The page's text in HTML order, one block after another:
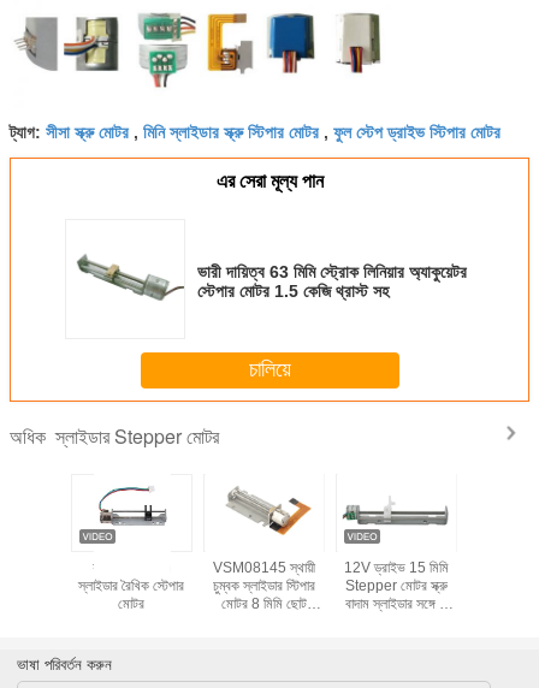
ট্যাগ: সীসা স্ক্রু মোটর , মিনি স্লাইডার স্ক্রু স্টিপার মোটর , ফুল স্টেপ ড্রাইভ স্টিপার মোটর
এর সেরা মূল্য পান
ভারী দায়িত্ব 63 মিমি স্ট্রোক লিনিয়ার অ্যাকুয়েটর
স্টেপার মোটর 1.5 কেজি থ্রাস্ট সহ
চালিয়ে
অধিকস্লাইডার Stepper মোটর
যথার্থতা 10mm
স্লাইডার রৈখিক স্টেপার
মোটর
VSM08145 স্থায়ী
চুম্বক স্লাইডার স্টিপার
মোটর 8 মিমি ছোট
12V ড্রাইভ 15 মিমি
Stepper মোটর স্ক্রু
বাদাম স্লাইডার সঙ্গে 2
ভাষা পরিবর্তন করুন